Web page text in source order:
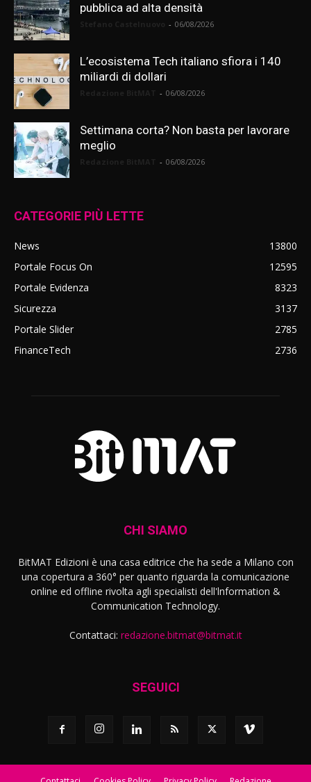
pubblica ad alta densità
- 06/08/2026
L’ecosistema Tech italiano sfiora i 140
miliardi di dollari
- 06/08/2026
Settimana corta? Non basta per lavorare
meglio
- 06/08/2026
CATEGORIE PIÙ LETTE
News
13800
Portale Focus On
12595
Portale Evidenza
8323
Sicurezza
3137
Portale Slider
2785
FinanceTech
2736
CHI SIAMO
BitMAT Edizioni è una casa editrice che ha sede a Milano con
una copertura a 360° per quanto riguarda la comunicazione
online ed offline rivolta agli specialisti dell'lnformation &
Communication Technology.
Contattaci: redazione.bitmat@bitmat.it
SEGUICI